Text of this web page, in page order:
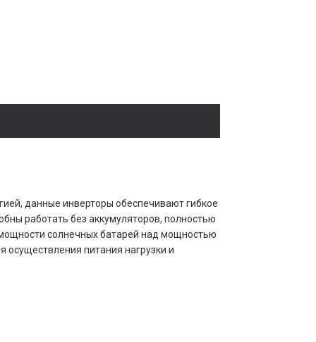
данные инверторы обеспечивают гибкое
работать без аккумуляторов, полностью
солнечных батарей над мощностью
питания нагрузки и